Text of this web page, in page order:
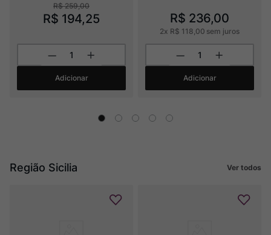
R$ 259,00
R$ 194,25
Adicionar
R$ 236,00
2x R$ 118,00 sem juros
Adicionar
Região Sicilia Ver todos